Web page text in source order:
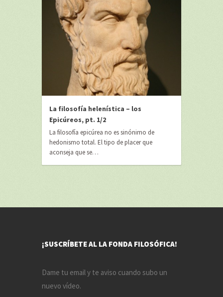
La filosofía helenística – los
Epicúreos, pt. 1/2
La filosofía epicúrea no es sinónimo de
hedonismo total. El tipo de placer que
aconseja que se…
¡SUSCRÍBETE AL LA FONDA FILOSÓFICA!
Dame tu email y te aviso cuando subo un
nuevo vídeo.